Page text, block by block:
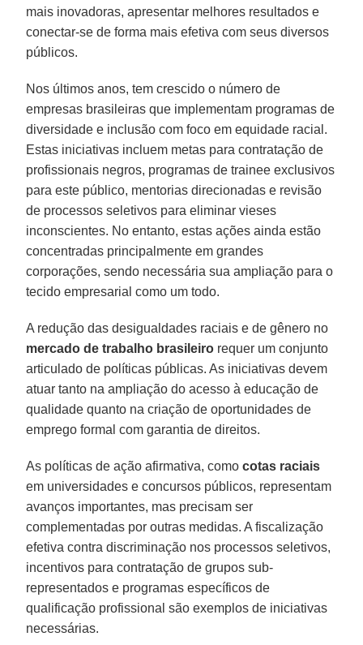
mais inovadoras, apresentar melhores resultados e
conectar-se de forma mais efetiva com seus diversos
públicos.
Nos últimos anos, tem crescido o número de
empresas brasileiras que implementam programas de
diversidade e inclusão com foco em equidade racial.
Estas iniciativas incluem metas para contratação de
profissionais negros, programas de trainee exclusivos
para este público, mentorias direcionadas e revisão
de processos seletivos para eliminar vieses
inconscientes. No entanto, estas ações ainda estão
concentradas principalmente em grandes
corporações, sendo necessária sua ampliação para o
tecido empresarial como um todo.
A redução das desigualdades raciais e de gênero no
mercado de trabalho brasileiro requer um conjunto
articulado de políticas públicas. As iniciativas devem
atuar tanto na ampliação do acesso à educação de
qualidade quanto na criação de oportunidades de
emprego formal com garantia de direitos.
As políticas de ação afirmativa, comocotas raciais
em universidades e concursos públicos, representam
avanços importantes, mas precisam ser
complementadas por outras medidas. A fiscalização
efetiva contra discriminação nos processos seletivos,
incentivos para contratação de grupos sub-
representados e programas específicos de
qualificação profissional são exemplos de iniciativas
necessárias.